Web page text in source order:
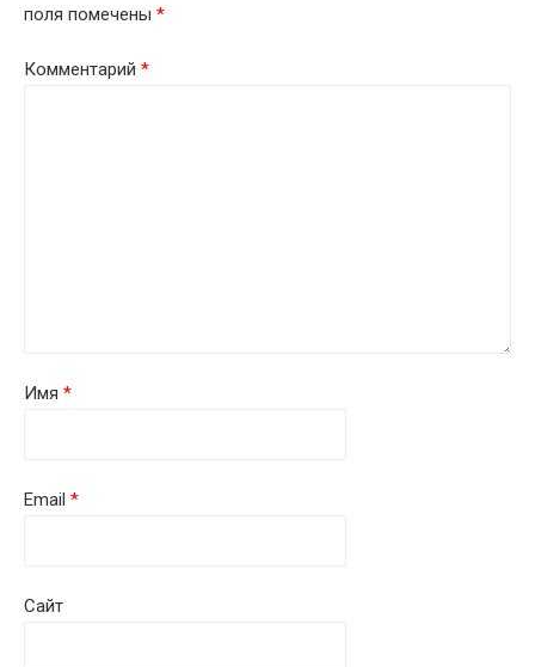
поля помечены *
Комментарий *
Имя *
Email *
Сайт